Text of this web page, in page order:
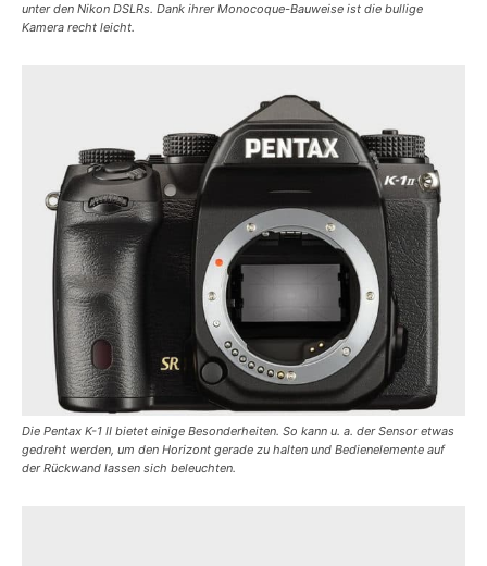
unter den Nikon DSLRs. Dank ihrer Monocoque-Bauweise ist die bullige
Kamera recht leicht.
Die Pentax K-1 II bietet einige Besonderheiten. So kann u. a. der Sensor etwas
gedreht werden, um den Horizont gerade zu halten und Bedienelemente auf
der Rückwand lassen sich beleuchten.